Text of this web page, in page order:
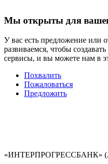
Мы открыты для
У вас есть предложение или
развиваемся, чтобы
сервисы, и вы можете нам в
Похвалить
Пожаловаться
Предложить
«ИНТЕРПРОГРЕССБАНК»